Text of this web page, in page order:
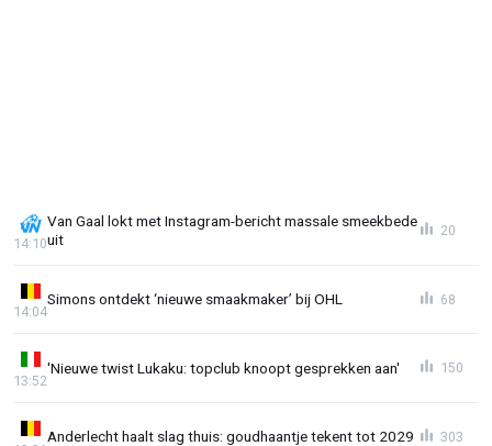
Van Gaal lokt met Instagram-bericht massale smeekbede
uit
14:10
20
Simons ontdekt ‘nieuwe smaakmaker’ bij OHL
14:04
68
'Nieuwe twist Lukaku: topclub knoopt gesprekken aan'
13:52
150
Anderlecht haalt slag thuis: goudhaantje tekent tot 2029 303